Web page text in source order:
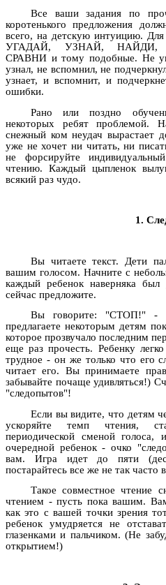
Все ваши задания по
коротенького предложения
всего, на детскую интуицию.
УГАДАЙ, УЗНАЙ, НАЙДИ,
СРАВНИ и тому подобные. Не
узнал, не вспомнил, не
узнает, и вспомнит, и
ошибки.
Рано или поздно
некоторых ребят проблемой.
снежный ком неудач вырастает
уже не хочет ни читать, ни
не форсируйте
чтению. Каждый цыпленок
всякий раз чудо.
1.
Вы читаете текст. Дети
вашим голосом. Начните с
каждый ребенок наверняка
сейчас предложите.
Вы говорите: "СТОП!" -
предлагаете некоторым детям
которое прозвучало последним
еще раз прочесть. Ребенку
трудное - он же только что его
читает его. Вы принимаете
забывайте почаще удивляться!)
"следопытов"!
Если вы видите, что детям
ускоряйте темп чтения,
периодической сменой голоса,
очередной ребенок - очко
вам. Игра идет до пяти
постарайтесь все же не так часто
Такое совместное чтение
чтением - пусть пока вашим.
как это с вашей точки зрения
ребенок умудряется не
глазенками и пальчиком. (Не
открытием!)